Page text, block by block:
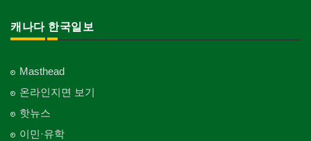
캐나다 한국일보
Masthead
온라인지면 보기
핫뉴스
이민·유학